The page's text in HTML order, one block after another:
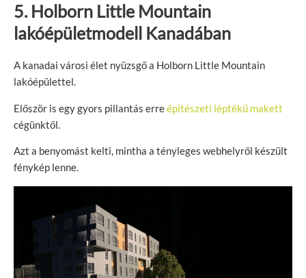
5. Holborn Little Mountain
lakóépületmodell Kanadában
A kanadai városi élet nyüzsgő a Holborn Little Mountain
lakóépülettel.
Először is egy gyors pillantás erreépítészeti léptékű makett
cégünktől.
Azt a benyomást kelti, mintha a tényleges webhelyről készült
fénykép lenne.